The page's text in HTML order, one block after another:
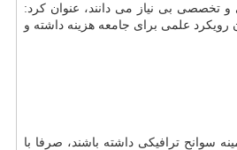
تخصصی بی نیاز می دانند، عنوان كرد:
علمی برای جامعه هزینه داشته و
سوانح ترافیكی داشته باشند، صرفا با